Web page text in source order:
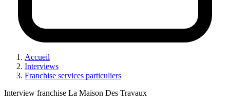
Accueil
Interviews
Franchise services particuliers
Interview franchise La Maison Des Travaux